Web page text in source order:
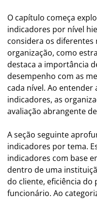
O capítulo começa
indicadores por nível
considera os
organização, como
destaca a importância
desempenho com as
cada nível. Ao
indicadores, as
avaliação abrangente
A seção seguinte
indicadores por tema.
indicadores com base
dentro de uma
do cliente, eficiência do
funcionário. Ao